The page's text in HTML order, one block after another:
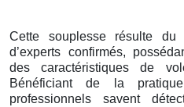
Cette souplesse résulte
d’experts confirmés,
des caractéristiques de
Bénéficiant de la
professionnels savent